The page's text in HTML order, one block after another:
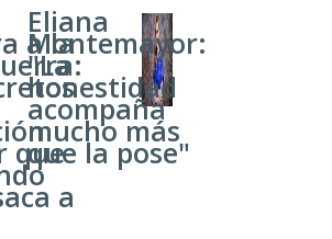
a la
que
a
Eliana
Montemayor:
"La
honestidad
acompaña
mucho más
que la pose"